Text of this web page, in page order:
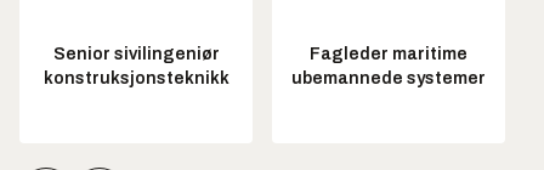
Senior sivilingeniør
konstruksjonsteknikk
Fagleder maritime
ubemannede systemer